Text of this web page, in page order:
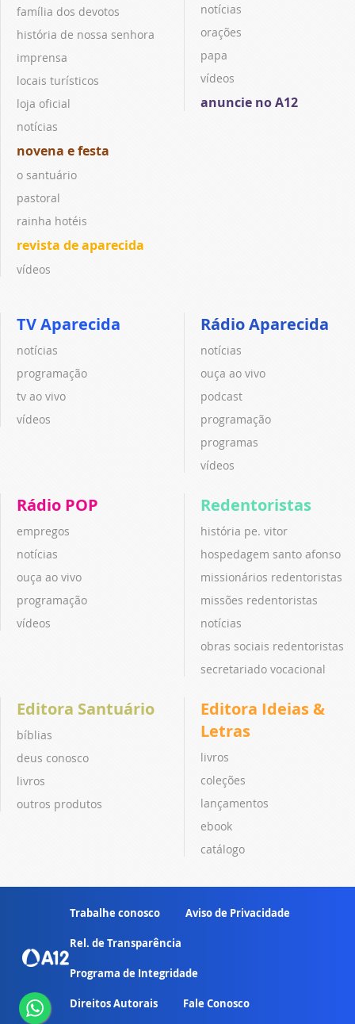
família dos devotos
história de nossa senhora
imprensa
locais turísticos
loja oficial
notícias
novena e festa
o santuário
pastoral
rainha hotéis
revista de aparecida
vídeos
notícias
orações
papa
vídeos
anuncie no A12
TV Aparecida
notícias
programação
tv ao vivo
vídeos
Rádio Aparecida
notícias
ouça ao vivo
podcast
programação
programas
vídeos
Rádio POP
empregos
notícias
ouça ao vivo
programação
vídeos
Redentoristas
história pe. vitor
hospedagem santo afonso
missionários redentoristas
missões redentoristas
notícias
obras sociais redentoristas
secretariado vocacional
Editora Santuário
bíblias
deus conosco
livros
outros produtos
Editora Ideias &
Letras
livros
coleções
lançamentos
ebook
catálogo
Trabalhe conosco Aviso de Privacidade
Rel. de Transparência
Programa de Integridade
Direitos Autorais Fale Conosco